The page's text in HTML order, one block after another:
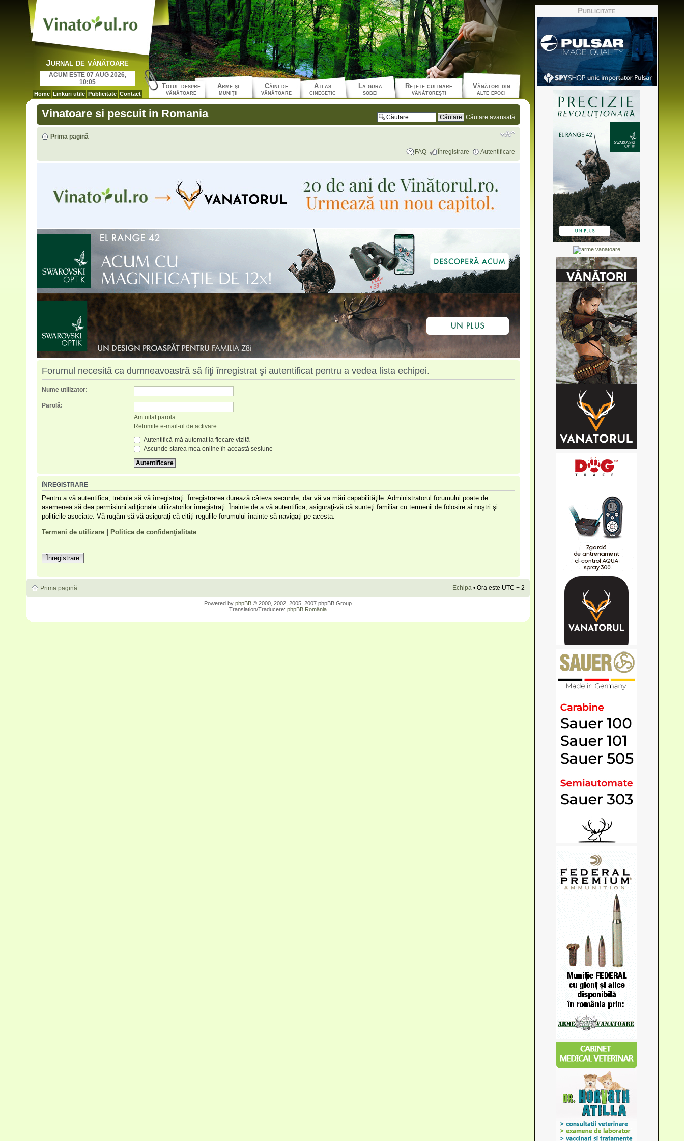
Jurnal de vânătoare
ACUM ESTE 07 AUG 2026,
10:05
Home Linkuri utile Publicitate Contact
Totul despre
vânătoare
Arme şi
muniţii
Câini de
vânătoare
Atlas
cinegetic
La gura
sobei
Reţete culinare
vânătoreşti
Vânători din
alte epoci
Vinatoare si pescuit in Romania Căutare avansată
Prima pagină
FAQ Înregistrare Autentificare
Forumul necesită ca dumneavoastră să fiţi înregistrat şi autentificat pentru a vedea lista echipei.
Nume utilizator:
Parolă:
Am uitat parola
Retrimite e-mail-ul de activare
Autentifică-mă automat la fiecare vizită
Ascunde starea mea online în această sesiune
ÎNREGISTRARE
Pentru a vă autentifica, trebuie să vă înregistraţi. Înregistrarea durează câteva secunde, dar vă va mări capabilităţile. Administratorul forumului poate de
asemenea să dea permisiuni adiţionale utilizatorilor înregistraţi. Înainte de a vă autentifica, asiguraţi-vă că sunteţi familiar cu termenii de folosire ai noştri şi
politicile asociate. Vă rugăm să vă asiguraţi că citiţi regulile forumului înainte să navigaţi pe acesta.
Termeni de utilizare| Politica de confidenţialitate
Înregistrare
Prima pagină Echipa• Ora este UTC + 2
Powered by phpBB © 2000, 2002, 2005, 2007 phpBB Group
Translation/Traducere: phpBB România
Publicitate